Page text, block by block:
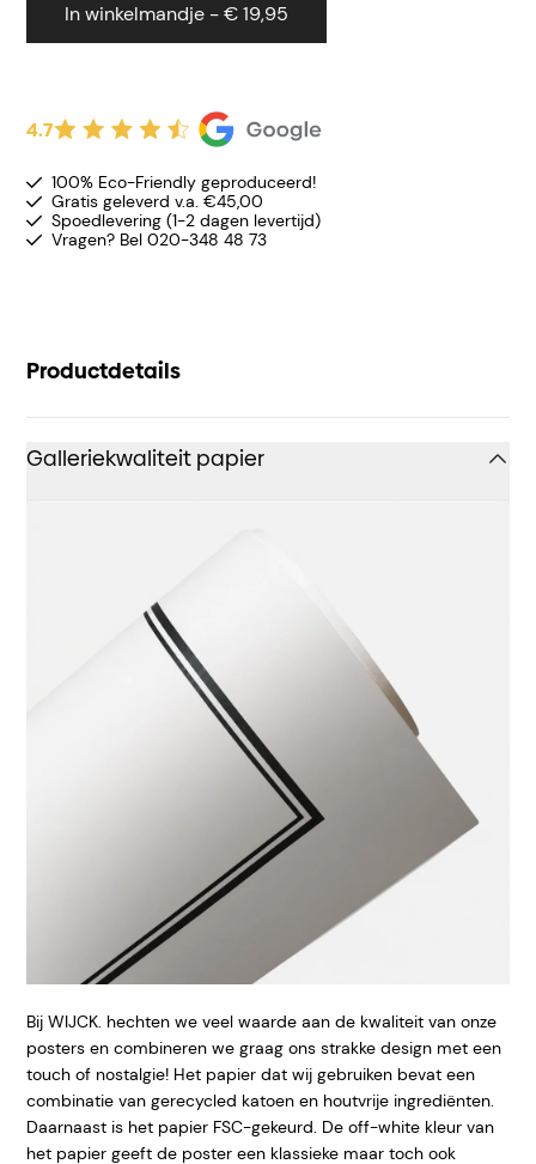
In winkelmandje - € 19,95
4.7
100% Eco-Friendly geproduceerd!
Gratis geleverd v.a. €45,00
Spoedlevering (1-2 dagen levertijd)
Vragen? Bel 020-348 48 73
Productdetails
Galleriekwaliteit papier
Bij WIJCK. hechten we veel waarde aan de kwaliteit van onze
posters en combineren we graag ons strakke design met een
touch of nostalgie! Het papier dat wij gebruiken bevat een
combinatie van gerecycled katoen en houtvrije ingrediënten.
Daarnaast is het papier FSC-gekeurd. De off-white kleur van
het papier geeft de poster een klassieke maar toch ook